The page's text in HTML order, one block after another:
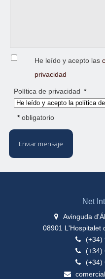
He leído y acepto las
privacidad
Política de privacidad *
* obligatorio
Enviar mensaje
Net
Avinguda
08901 L'Hospitalet
(+34)
(+34)
(+34)